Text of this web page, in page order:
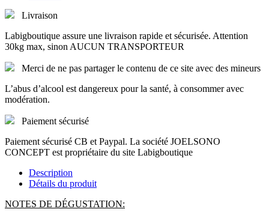
Livraison
Labigboutique assure une livraison rapide et sécurisée. Attention
30kg max, sinon AUCUN TRANSPORTEUR
Merci de ne pas partager le contenu de ce site avec des mineurs
L’abus d’alcool est dangereux pour la santé, à consommer avec
modération.
Paiement sécurisé
Paiement sécurisé CB et Paypal. La société JOELSONO
CONCEPT est propriétaire du site Labigboutique
Description
Détails du produit
NOTES DE DÉGUSTATION: